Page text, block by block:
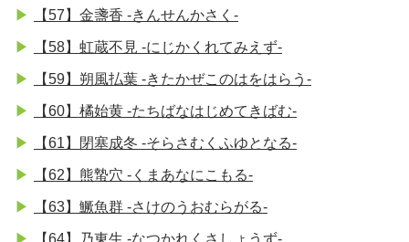
【57】金盞香 -きんせんかさく-
【58】虹蔵不見 -にじかくれてみえず-
【59】朔風払葉 -きたかぜこのはをはらう-
【60】橘始黄 -たちばなはじめてきばむ-
【61】閉塞成冬 -そらさむくふゆとなる-
【62】熊蟄穴 -くまあなにこもる-
【63】鱖魚群 -さけのうおむらがる-
【64】乃東生 -なつかれくさしょうず-